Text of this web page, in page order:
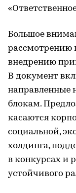
Большое
рассмотрению
внедрению
В документ
направленные
блокам.
касаются
социальной,
холдинга,
в конкурсах и
устойчивого